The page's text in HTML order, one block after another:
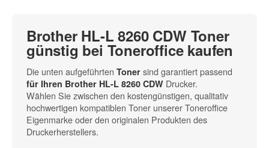
Brother HL-L 8260 CDW Toner
günstig bei Toneroffice kaufen
Die unten aufgeführten Toner sind garantiert passend
für Ihren Brother HL-L 8260 CDW Drucker.
Wählen Sie zwischen den kostengünstigen, qualitativ
hochwertigen kompatiblen Toner unserer Toneroffice
Eigenmarke oder den originalen Produkten des
Druckerherstellers.